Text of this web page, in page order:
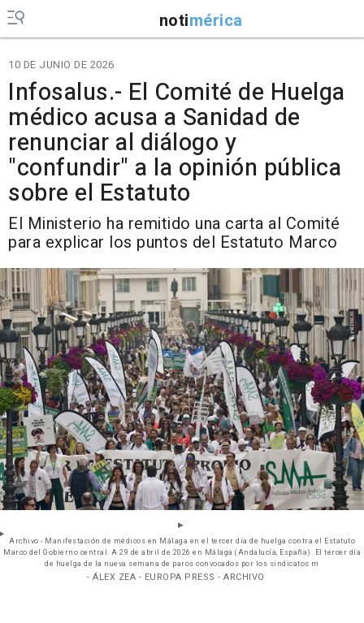
notimérica
10 DE JUNIO DE 2026
Infosalus.- El Comité de Huelga
médico acusa a Sanidad de
renunciar al diálogo y
"confundir" a la opinión pública
sobre el Estatuto
El Ministerio ha remitido una carta al Comité
para explicar los puntos del Estatuto Marco
Archivo - Manifestación de médicos en Málaga en el tercer día de huelga contra el Estatuto
Marco del Gobierno central. A 29 de abril de 2026 en Málaga (Andalucía, España). El tercer día
de huelga de la nueva semana de paros convocados por los sindicatos m
- ÁLEX ZEA - EUROPA PRESS - ARCHIVO